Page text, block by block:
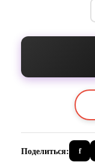
Поделиться: f